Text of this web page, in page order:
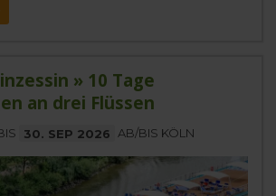
» 10 Tage
an drei Flüssen
30. SEP 2026 AB/BIS KÖLN